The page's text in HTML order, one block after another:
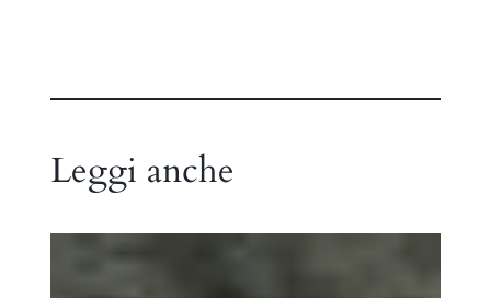
Leggi anche